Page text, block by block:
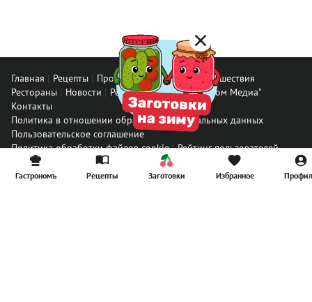
Гастрономъ Рецепты Заготовки Избранное
Главная Рецепты Продукты Здоровье
Путешествия
Рестораны
Новости
Реклама в ООО "Гастроном Медиа"
Контакты
Политика в отношении обработки персональных данных
Пользовательское соглашение
Политика обработки файлов cookie
Рейтинг пользователей
Все материалы
Архив спец. проектов